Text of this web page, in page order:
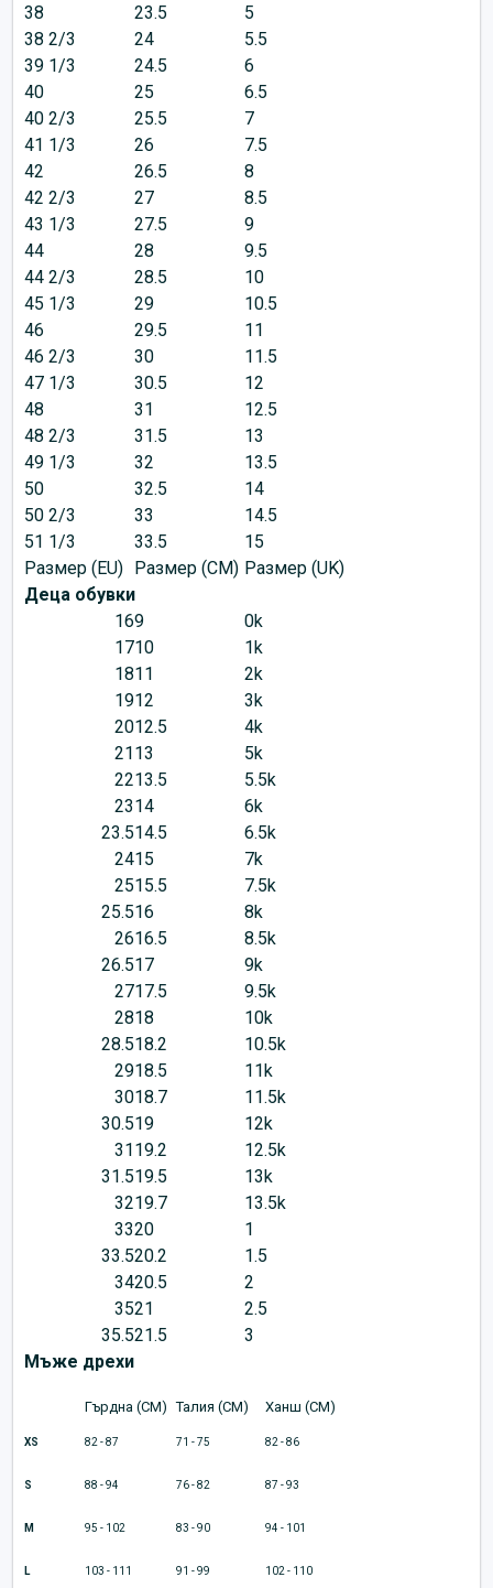
38
23.5
5
38 2/3
24
5.5
39 1/3
24.5
6
40
25
6.5
40 2/3
25.5
7
41 1/3
26
7.5
42
26.5
8
42 2/3
27
8.5
43 1/3
27.5
9
44
28
9.5
44 2/3
28.5
10
45 1/3
29
10.5
46
29.5
11
46 2/3
30
11.5
47 1/3
30.5
12
48
31
12.5
48 2/3
31.5
13
49 1/3
32
13.5
50
32.5
14
50 2/3
33
14.5
51 1/3
33.5
15
Размер (EU) Размер (CM) Размер (UK)
Деца обувки
169
0k
1710
1k
1811
2k
1912
3k
2012.5
4k
2113
5k
2213.5
5.5k
2314
6k
23.514.5
6.5k
2415
7k
2515.5
7.5k
25.516
8k
2616.5
8.5k
26.517
9k
2717.5
9.5k
2818
10k
28.518.2
10.5k
2918.5
11k
3018.7
11.5k
30.519
12k
3119.2
12.5k
31.519.5
13k
3219.7
13.5k
3320
1
33.520.2
1.5
3420.5
2
3521
2.5
35.521.5
3
Мъже дрехи
Гърдна (CM) Талия (CM) Ханш (CM)
XS 82 - 87 71 - 75 82 - 86
S 88 - 94 76 - 82 87 - 93
M 95 - 102 83 - 90 94 - 101
L 103 - 111 91 - 99 102 - 110